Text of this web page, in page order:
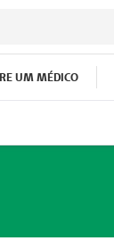
UM MÉDICO